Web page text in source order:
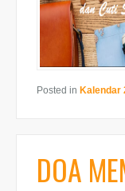
Posted in Kalendar
DOA